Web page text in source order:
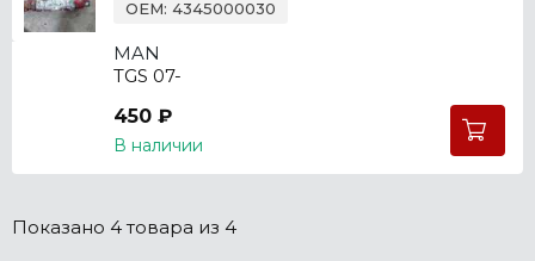
OEM: 4345000030
MAN
TGS 07-
450 ₽
В наличии
Показано 4 товара из 4